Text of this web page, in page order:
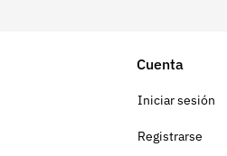
Cuenta
Iniciar sesión
Registrarse